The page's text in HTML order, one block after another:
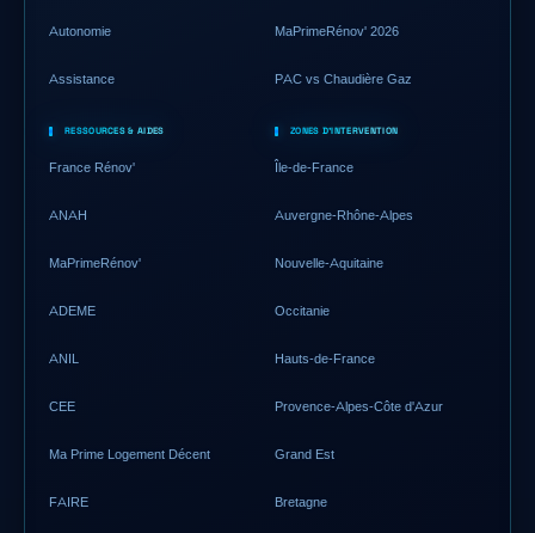
Autonomie
Assistance
MaPrimeRénov' 2026
PAC vs Chaudière Gaz
RESSOURCES & AIDES
France Rénov'
ANAH
MaPrimeRénov'
ADEME
ANIL
CEE
Ma Prime Logement Décent
FAIRE
ZONES D'INTERVENTION
Île-de-France
Auvergne-Rhône-Alpes
Nouvelle-Aquitaine
Occitanie
Hauts-de-France
Provence-Alpes-Côte d'Azur
Grand Est
Bretagne